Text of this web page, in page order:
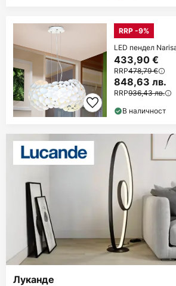
RRP -9%
LED пендел
433,90 €
RRP478,79 €
848,63 лв.
RRP936,43 лв.
В наличност
Луканде